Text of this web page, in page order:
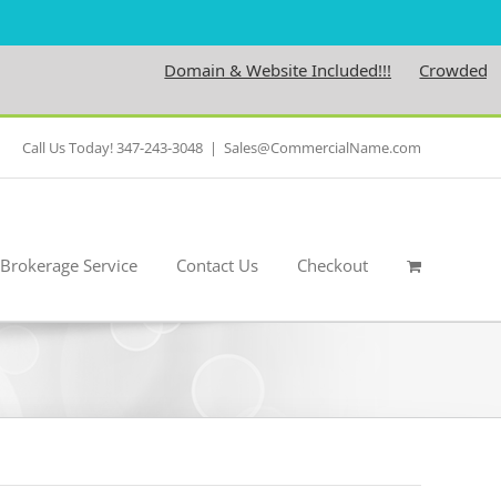
Domain & Website Included!!!
Call Us Today! 347-243-3048 | Sales@CommercialName.com
Brokerage Service Contact Us Checkout